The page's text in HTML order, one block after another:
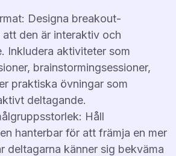
Designa breakout-
att den är interaktiv och
Inkludera aktiviteter som
brainstormingsessioner,
praktiska övningar som
deltagande.
Håll
hanterbar för att främja en mer
deltagarna känner sig bekväma